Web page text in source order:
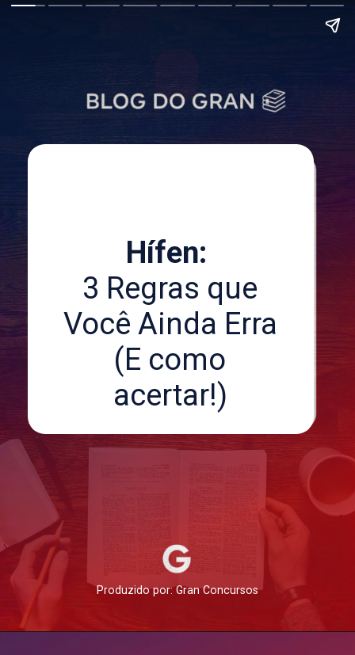
Produzido por: Gran Concursos
Hífen:
3 Regras que
Você Ainda Erra
(E como
acertar!)